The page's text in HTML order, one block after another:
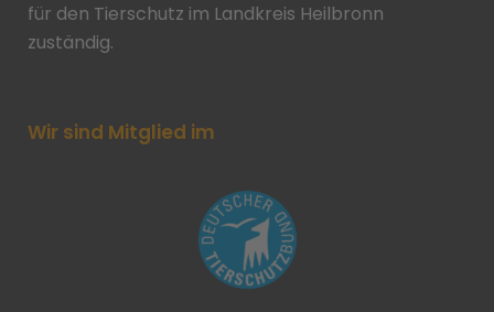
für den Tierschutz im Landkreis Heilbronn
zuständig.
Wir sind Mitglied im